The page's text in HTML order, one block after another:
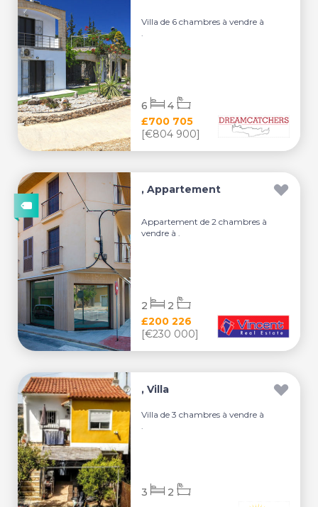
Villa de 6 chambres à vendre à
£700 705
[€804 900]
6 4
, Appartement
Appartement de 2 chambres à
vendre à .
£200 226
[€230 000]
2 2
, Villa
Villa de 3 chambres à vendre à
.
3 2